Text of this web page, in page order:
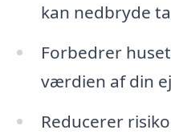
kan nedbryde
Forbedrer
værdien af din
Reducerer